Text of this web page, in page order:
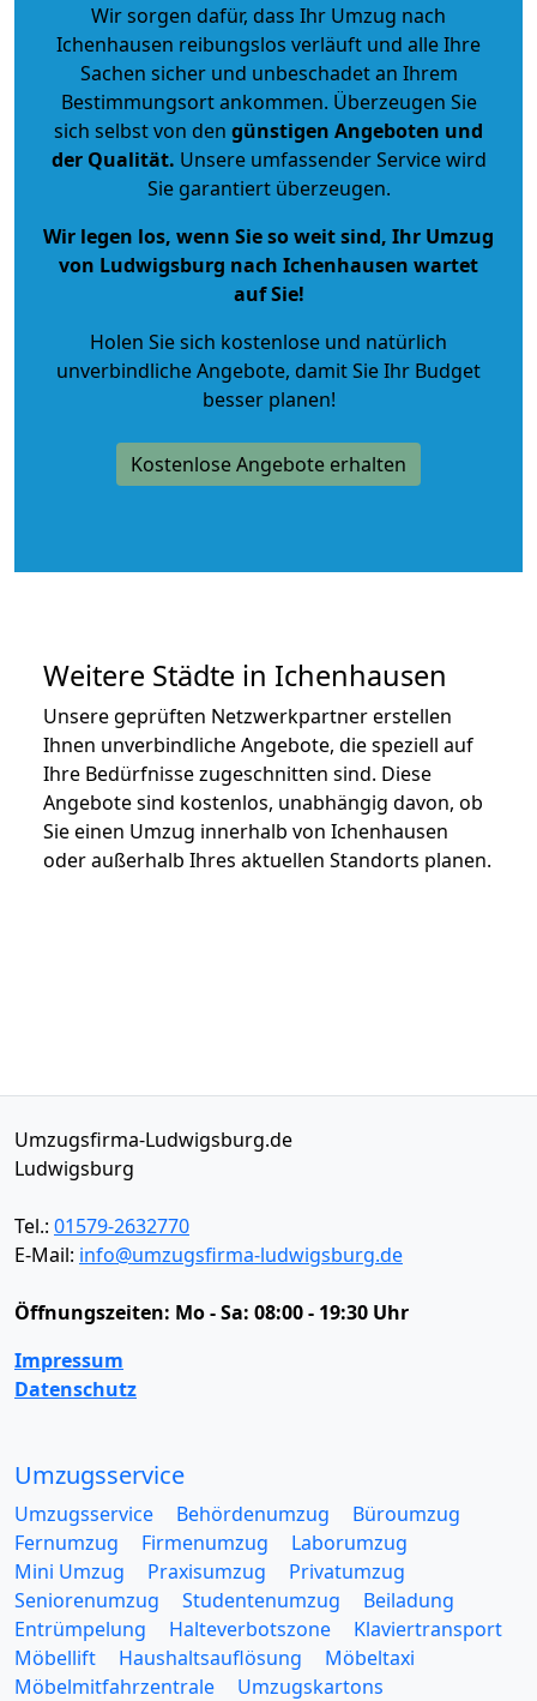
Wir sorgen dafür, dass Ihr Umzug nach
Ichenhausen reibungslos verläuft und alle Ihre
Sachen sicher und unbeschadet an Ihrem
Bestimmungsort ankommen. Überzeugen Sie
sich selbst von den günstigen Angeboten und
der Qualität. Unsere umfassender Service wird
Sie garantiert überzeugen.
Wir legen los, wenn Sie so weit sind, Ihr Umzug
von Ludwigsburg nach Ichenhausen wartet
auf Sie!
Holen Sie sich kostenlose und natürlich
unverbindliche Angebote, damit Sie Ihr Budget
besser planen!
Kostenlose Angebote erhalten
Weitere Städte in Ichenhausen
Unsere geprüften Netzwerkpartner erstellen
Ihnen unverbindliche Angebote, die speziell auf
Ihre Bedürfnisse zugeschnitten sind. Diese
Angebote sind kostenlos, unabhängig davon, ob
Sie einen Umzug innerhalb von Ichenhausen
oder außerhalb Ihres aktuellen Standorts planen.
Umzugsfirma-Ludwigsburg.de
Ludwigsburg
Tel.: 01579-2632770
E-Mail: info@umzugsfirma-ludwigsburg.de
Öffnungszeiten: Mo - Sa: 08:00 - 19:30 Uhr
Impressum
Datenschutz
Umzugsservice
Umzugsservice Behördenumzug
Büroumzug
Fernumzug
Firmenumzug
Laborumzug
Mini Umzug
Praxisumzug
Privatumzug
Seniorenumzug
Studentenumzug
Beiladung
Entrümpelung
Halteverbotszone
Klaviertransport
Möbellift
Haushaltsauflösung
Möbeltaxi
Möbelmitfahrzentrale
Umzugskartons